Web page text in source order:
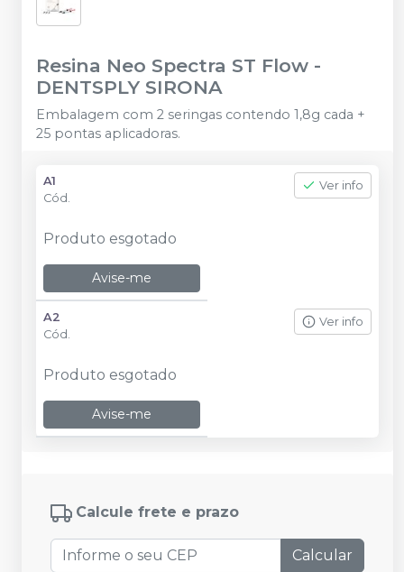
Resina Neo Spectra ST Flow -
DENTSPLY SIRONA
Embalagem com 2 seringas contendo 1,8g cada +
25 pontas aplicadoras.
A1
Cód.
Ver info
Produto esgotado
Avise-me
A2
Cód.
Ver info
Produto esgotado
Avise-me
Calcule frete e prazo
Calcular